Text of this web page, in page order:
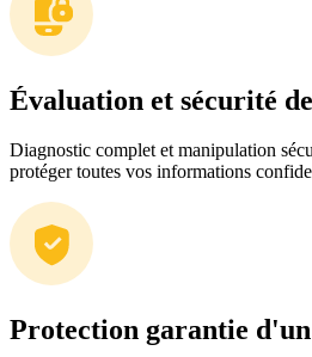
Évaluation et sécurité
Diagnostic complet et manipulation
protéger toutes vos informations
Protection garantie